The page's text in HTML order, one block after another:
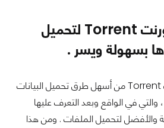
كيف تستخدم التورنت Torrent لتحميل
بسهولة ويسر .
يعد استخدام برامج التورنت Torrent من أسهل طرق تحميل البيانات
والتي في الواقع وبعد التعرف عليها
لتحميل الملفات . ومن هذا